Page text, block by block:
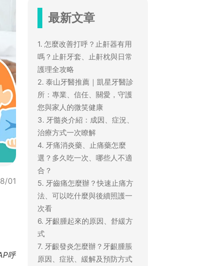
01
呼
最新文章
1. 怎麼改善打呼？止鼾器有用
嗎？止鼾牙套、止鼾枕與日常
護理全攻略
2. 泰山牙醫推薦｜凱星牙醫診
所：專業、信任、關愛，守護
您與家人的微笑健康
3. 牙髓炎介紹：成因、症況、
治療方式一次瞭解
4. 牙痛消炎藥、止痛藥怎麼
選？多久吃一次、哪些人不適
合？
5. 牙齒痛怎麼辦？快速止痛方
法、可以吃什麼與後續照護一
次看
6. 牙齦腫起來的原因、舒緩方
式
7. 牙齦發炎怎麼辦？牙齦腫脹
原因、症狀、緩解及預防方式